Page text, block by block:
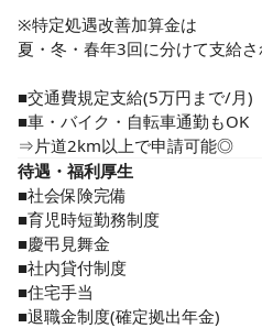
コミュニケーションは欠かせませ
一人ひとりの希望を親身に聞き、
臨機応変な対応を心がけましょう
今後需要が高まる介護業界で、
私たちが最大限できることをする
その一員となるあなたの挑戦を
経験が浅い方も活躍中。主婦（
ブランクがある方、子育て中の
チームで業務に取り組むことが多
「資格はあるけど経験がない」
※特定処遇改善加算金は
夏・冬・春年3回に分けて支給さ
■交通費規定支給(5万円まで/月)
■車・バイク・自転車通勤もOK
⇒片道2km以上で申請可能◎
待遇・福利厚生
■社会保険完備
■育児時短勤務制度
■慶弔見舞金
■社内貸付制度
■住宅手当
■退職金制度(確定拠出年金)